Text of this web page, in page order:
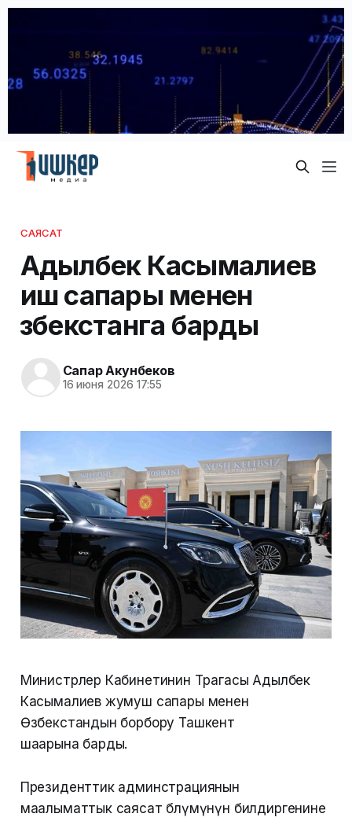
САЯСАТ
Адылбек Касымалиев
иш сапары менен
Өзбекстанга барды
Сапар Акунбеков
16 июня 2026 17:55
Министрлер Кабинетинин Төрагасы Адылбек
Касымалиев жумуш сапары менен
Өзбекстандын борбору Ташкент
шаарына барды.
Президенттик админстрациянын
маалыматтык саясат бөлүмүнүн билдиргенине